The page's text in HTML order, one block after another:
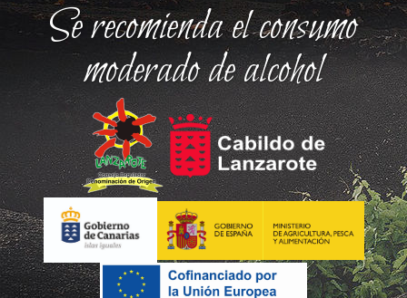
Se recomienda el consumo
moderado de alcohol